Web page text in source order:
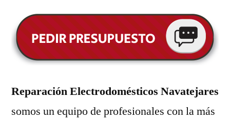
Reparación Electrodomésticos Navatejares
somos un equipo de profesionales con la más